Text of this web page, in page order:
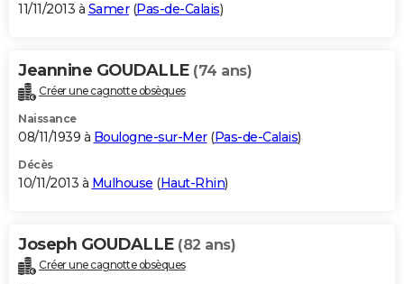
11/11/2013 à Samer(Pas-de-Calais)
Jeannine GOUDALLE (74 ans)
Créer une cagnotte obsèques
Naissance
08/11/1939 à Boulogne-sur-Mer(Pas-de-Calais)
Décès
10/11/2013 à Mulhouse (Haut-Rhin)
Joseph GOUDALLE (82 ans)
Créer une cagnotte obsèques